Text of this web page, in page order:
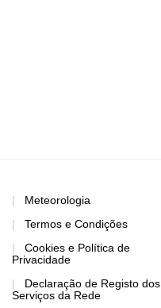
Meteorologia
Termos e Condições
Cookies e Política de
Privacidade
Declaração de Registo dos
Serviços da Rede